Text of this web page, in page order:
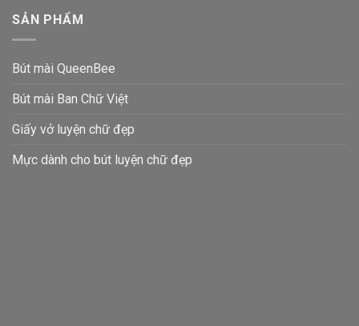
SẢN PHẨM
Bút mài QueenBee
Bút mài Ban Chữ Việt
Giấy vở luyện chữ đẹp
Mực dành cho bút luyện chữ đẹp